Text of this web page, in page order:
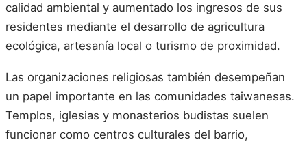
calidad ambiental y aumentado los ingresos de sus
residentes mediante el desarrollo de agricultura
ecológica, artesanía local o turismo de proximidad.
Las organizaciones religiosas también desempeñan
un papel importante en las comunidades taiwanesas.
Templos, iglesias y monasterios budistas suelen
funcionar como centros culturales del barrio,